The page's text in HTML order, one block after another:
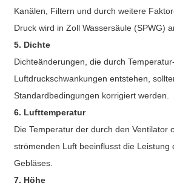
Kanälen, Filtern und durch weitere
Druck wird in Zoll Wassersäule (SPWG)
5. Dichte
Dichteänderungen, die durch
Luftdruckschwankungen entstehen,
Standardbedingungen korrigiert werden.
6. Lufttemperatur
Die Temperatur der durch den Ventilator
strömenden Luft beeinflusst die Leistung
Gebläses.
7. Höhe